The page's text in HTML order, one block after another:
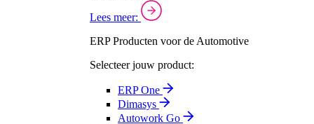
Lees meer:
ERP Producten voor de Automotive
Selecteer jouw product:
ERP One
Dimasys
Autowork Go